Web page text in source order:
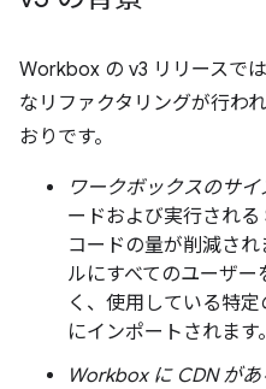
Workbox の v3 リリースで
なリファクタリングが行わ
おりです。
ワークボックスのサイ
ードおよび実行され
コードの量が削減さ
ルにすべてのユーザ
く、使用している特
にインポートされます。
Workbox に CDN があ